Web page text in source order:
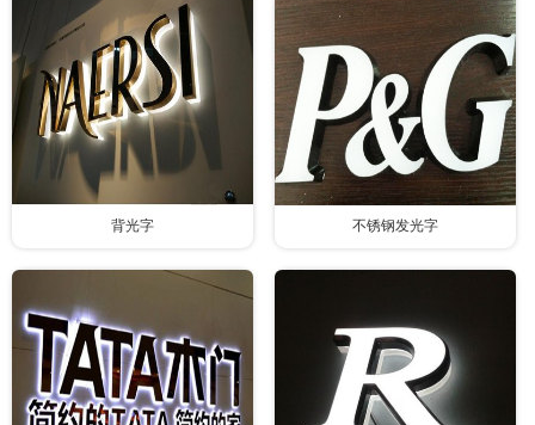
背光字 不锈钢发光字